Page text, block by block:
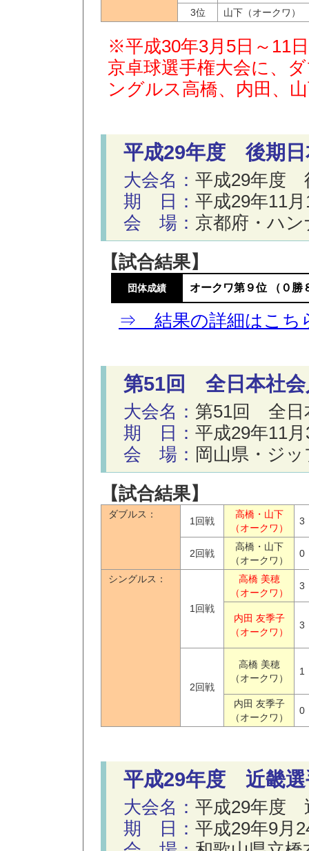
3位
山下（オークワ）
※平成30年3月5日～11
京卓球選手権大会に、
ングルス高橋、内田、
平成29年度 後期日
大会名： 平成29年度
期 日： 平成29年11
会 場： 京都府・ハ
【試合結果】
団体成績 オークワ第９位 （０勝
⇒ 結果の詳細はこち
第51回 全日本社会
大会名： 第51回 全日
期 日： 平成29年11
会 場： 岡山県・ジ
【試合結果】
ダブルス：
1回戦
高橋・山下
（オークワ）
3
2回戦
高橋・山下
（オークワ）
0
シングルス：
1回戦
高橋 美穂
（オークワ）
3
内田 友季子
（オークワ）
3
2回戦
高橋 美穂
（オークワ）
1
内田 友季子
（オークワ）
0
平成29年度 近畿選
大会名： 平成29年度
期 日： 平成29年9月